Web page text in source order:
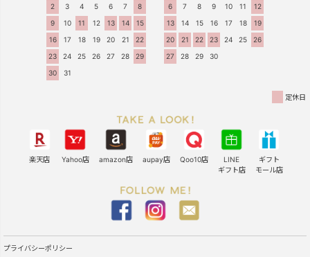
2
3 4 5 6 7
8
9
10 11 12 13 14
15
16
17 18 19 20 21
22
23
24 25 26 27 28
29
30
31
6
7 8 9 10 11
12
13
14 15 16 17 18
19
20
21 22 23 24 25
26
27
28 29 30
定休日
楽天店 Yahoo店 amazon店 aupay店 Qoo10店
LINE
ギフト店
ギフト
モール店
プライバシーポリシー